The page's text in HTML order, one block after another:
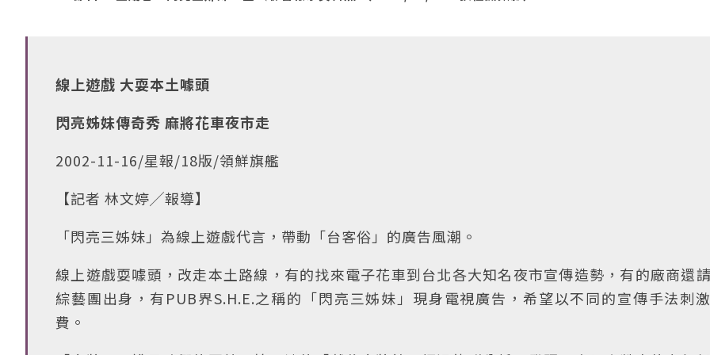
線上遊戲 大耍本土噱頭
閃亮姊妹傳奇秀 麻將花車夜市走
2002-11-16/星報/18版/領鮮旗艦
【記者 林文婷╱報導】
「閃亮三姊妹」為線上遊戲代言，帶動「台客俗」的廣告風潮。
線上遊戲耍噱頭，改走本土路線，有的找來電子花車到台北各大知名夜市宣傳造勢，有的廠商還
綜藝團出身，有PUB界S.H.E.之稱的「閃亮三姊妹」現身電視廣告，希望以不同的宣傳手法刺
費。